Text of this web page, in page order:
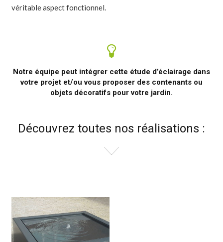
véritable aspect fonctionnel.
Notre équipe peut intégrer cette étude d’éclairage dans
votre projet et/ou vous proposer des contenants ou
objets décoratifs pour votre jardin.
Découvrez toutes nos réalisations :